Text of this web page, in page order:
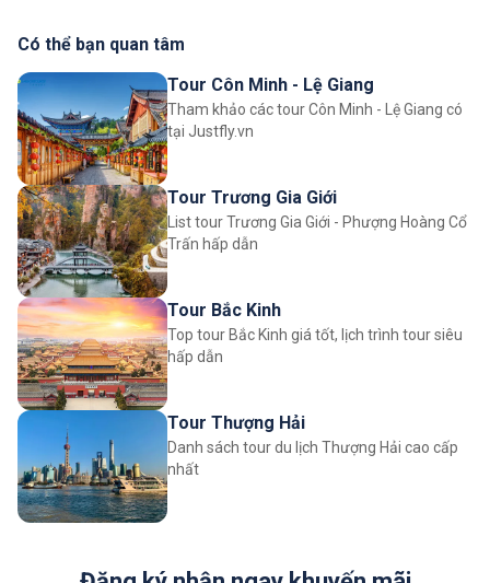
Có thể bạn quan tâm
Tour Côn Minh - Lệ Giang
Tham khảo các tour Côn Minh - Lệ Giang có
tại Justfly.vn
Tour Trương Gia Giới
List tour Trương Gia Giới - Phượng Hoàng Cổ
Trấn hấp dẫn
Tour Bắc Kinh
Top tour Bắc Kinh giá tốt, lịch trình tour siêu
hấp dẫn
Tour Thượng Hải
Danh sách tour du lịch Thượng Hải cao cấp
nhất